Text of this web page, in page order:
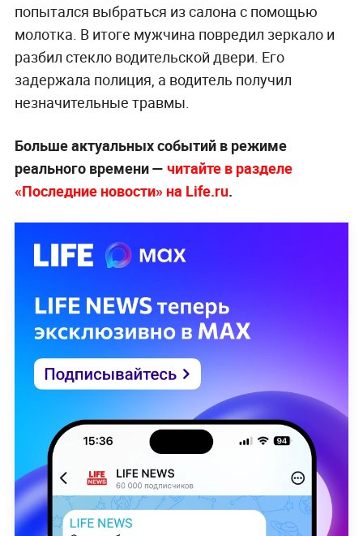
попытался выбраться из салона с помощью
молотка. В итоге мужчина повредил зеркало и
разбил стекло водительской двери. Его
задержала полиция, а водитель получил
незначительные травмы.
Больше актуальных событий в режиме
реального времени — читайте в разделе
«Последние новости» на Life.ru.